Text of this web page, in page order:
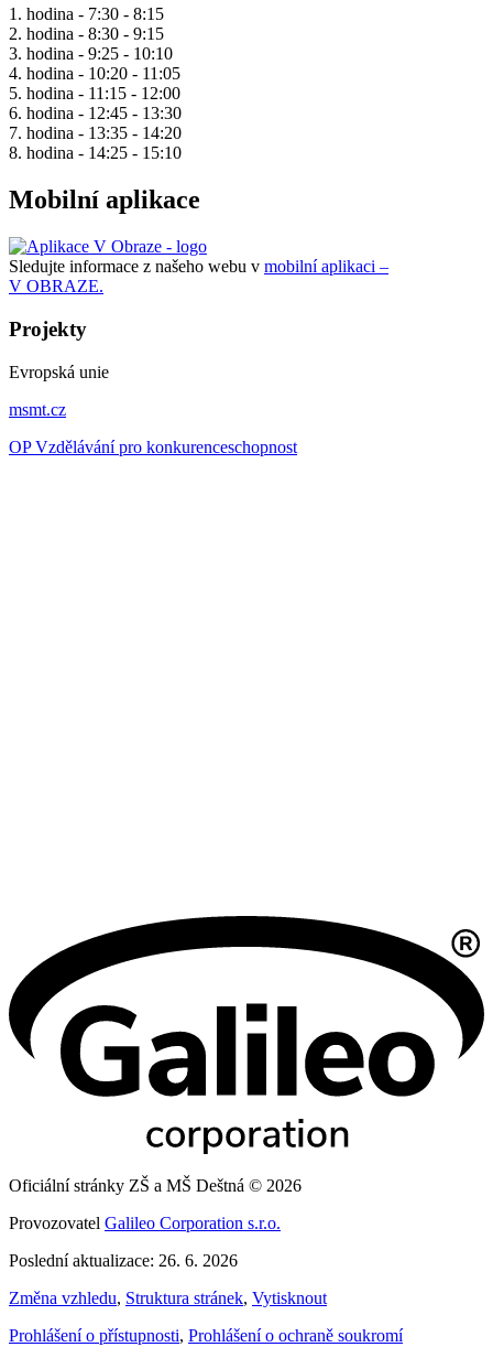
1. hodina - 7:30 - 8:15
2. hodina - 8:30 - 9:15
3. hodina - 9:25 - 10:10
4. hodina - 10:20 - 11:05
5. hodina - 11:15 - 12:00
6. hodina - 12:45 - 13:30
7. hodina - 13:35 - 14:20
8. hodina - 14:25 - 15:10
Mobilní aplikace
Sledujte informace z našeho webu v mobilní aplikaci –
V OBRAZE.
Projekty
Evropská unie
msmt.cz
OP Vzdělávání pro konkurenceschopnost
Oficiální stránky ZŠ a MŠ Deštná © 2026
Provozovatel Galileo Corporation s.r.o.
Poslední aktualizace: 26. 6. 2026
Změna vzhledu, Struktura stránek, Vytisknout
Prohlášení o přístupnosti, Prohlášení o ochraně soukromí